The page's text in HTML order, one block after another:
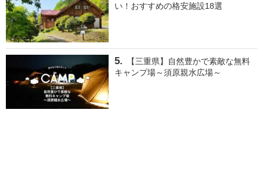
い！おすすめの格安施設18選
【三重県】自然豊かで素敵な無料
キャンプ場～須原親水広場～